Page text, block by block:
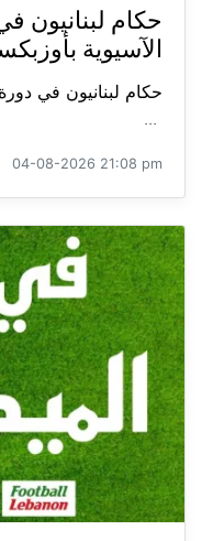
حكام لبنانيون
الآسيوية
حكام لبنانيون في
...
04-08-2026 21:08 pm